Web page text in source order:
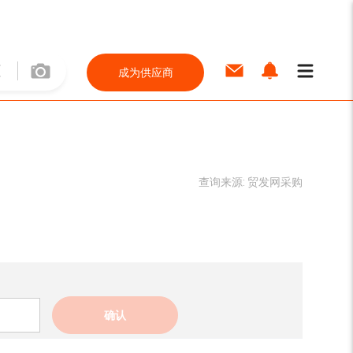
成为供应商
查询来源: 贸发网采购
确认